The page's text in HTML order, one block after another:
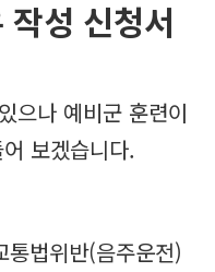
성 신청서
으나 예비군 훈련이
보겠습니다.
법위반(음주운전)